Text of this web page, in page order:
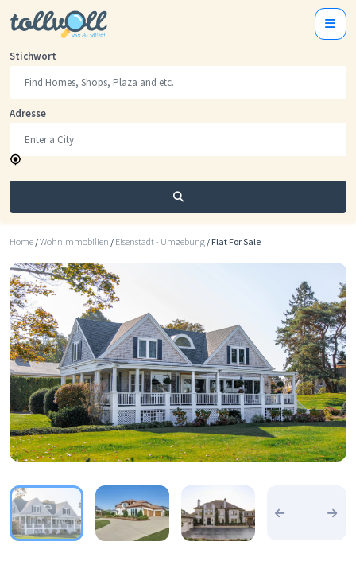
Stichwort
Adresse
Suchen
Home /Wohnimmobilien / Eisenstadt - Umgebung / Flat For Sale